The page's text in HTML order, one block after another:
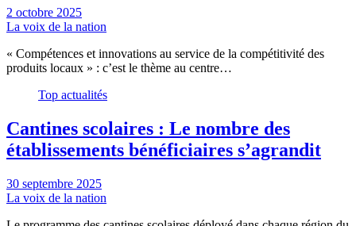
2 octobre 2025
La voix de la nation
« Compétences et innovations au service de la compétitivité des
produits locaux » : c’est le thème au centre…
Top actualités
Cantines scolaires : Le nombre des
établissements bénéficiaires s’agrandit
30 septembre 2025
La voix de la nation